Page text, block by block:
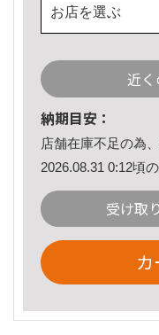
お店を選ぶ
近
納期目安：
店舗在庫不足の為
2026.08.31 0:12頃
受け取